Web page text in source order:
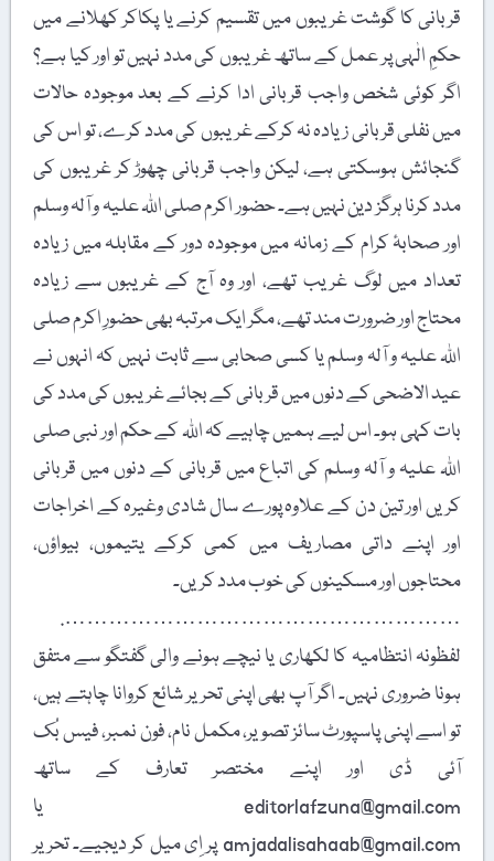
قربانی کا گوشت غریبوں میں تقسیم کرنے یا پکاکر کھلانے میں
حکمِ الٰہی پر عمل کے ساتھ غریبوں کی مدد نہیں تو اور کیا ہے؟
اگر کوئی شخص واجب قربانی ادا کرنے کے بعد موجودہ حالات
میں نفلی قربانی زیادہ نہ کرکے غریبوں کی مدد کرے، تو اس کی
گنجائش ہوسکتی ہے، لیکن واجب قربانی چھوڑ کر غریبوں کی
مدد کرنا ہرگز دین نہیں ہے۔ حضور اکرم صلی اللہ علیہ و آلہ وسلم
اور صحابۂ کرام کے زمانہ میں موجودہ دور کے مقابلہ میں زیادہ
تعداد میں لوگ غریب تھے، اور وہ آج کے غریبوں سے زیادہ
محتاج اور ضرورت مند تھے، مگر ایک مرتبہ بھی حضورِ اکرم صلی
اللہ علیہ و آلہ وسلم یا کسی صحابی سے ثابت نہیں کہ انہوں نے
عید الاضحی کے دنوں میں قربانی کے بجائے غریبوں کی مدد کی
بات کہی ہو۔ اس لیے ہمیں چاہیے کہ اللہ کے حکم اور نبی صلی
اللہ علیہ و آلہ وسلم کی اتباع میں قربانی کے دنوں میں قربانی
کریں اور تین دن کے علاوہ پورے سال شادی وغیرہ کے اخراجات
اور اپنے داتی مصاریف میں کمی کرکے یتیموں، بیواؤں،
محتاجوں اور مسکینوں کی خوب مدد کریں۔
……………………………………………….
لفظونہ انتظامیہ کا لکھاری یا نیچے ہونے والی گفتگو سے متفق
ہونا ضروری نہیں۔ اگر آپ بھی اپنی تحریر شائع کروانا چاہتے ہیں،
تو اسے اپنی پاسپورٹ سائز تصویر، مکمل نام، فون نمبر، فیس بُک
آئی ڈی اور اپنے مختصر تعارف کے ساتھ
editorlafzuna@gmail.com یا
amjadalisahaab@gmail.com پر اِی میل کر دیجیے۔ تحریر